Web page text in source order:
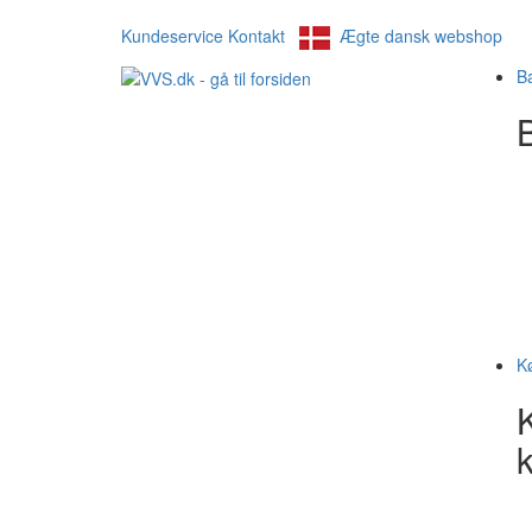
Kundeservice Kontakt
Ægte dansk webshop